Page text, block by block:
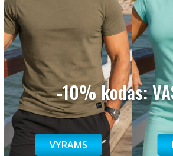
-10% kodas:
VYRAMS